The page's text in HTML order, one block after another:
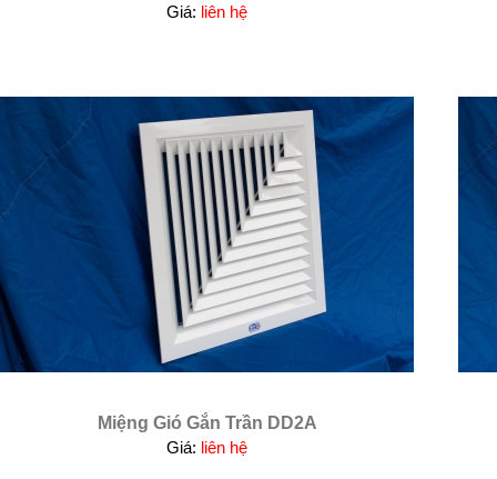
Giá: liên hệ
Miệng Gió Gắn Trần DD2A
Giá: liên hệ